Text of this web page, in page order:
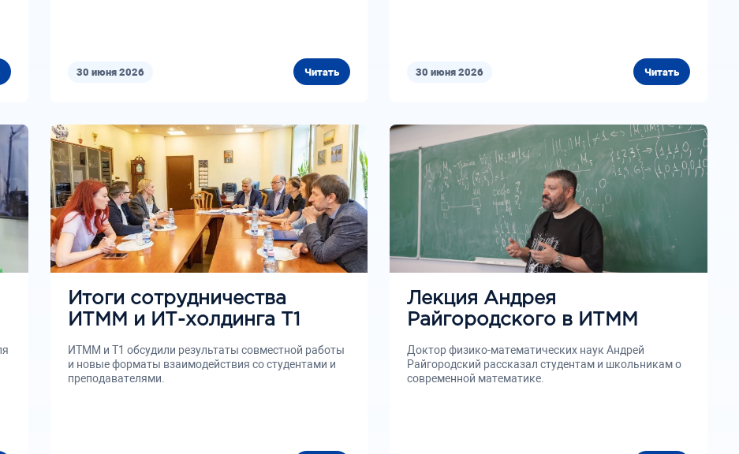
30 июня 2026 Читать 30 июня 2026 Читать
Итоги сотрудничества
ИТММ и ИТ-холдинга Т1
ИТММ и Т1 обсудили результаты совместной работы
и новые форматы взаимодействия со студентами и
преподавателями.
Лекция Андрея
Райгородского в ИТММ
Доктор физико-математических наук Андрей
Райгородский рассказал студентам и школьникам о
современной математике.